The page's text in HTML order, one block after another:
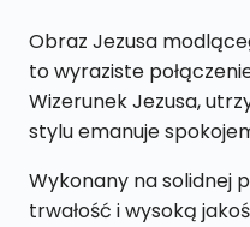
XL5
40
x
65
Obraz Jezusa
to wyraziste
Wizerunek Jezusa,
stylu emanuje
Wykonany na solidnej
trwałość i wysoką